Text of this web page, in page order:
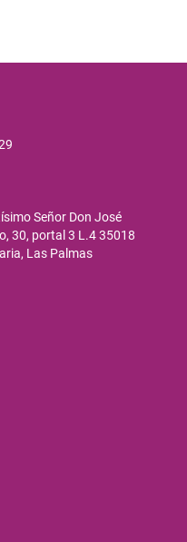
Señor Don José
30, portal 3 L.4 35018
Las Palmas